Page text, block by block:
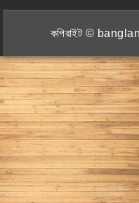
কপিরাইট ©